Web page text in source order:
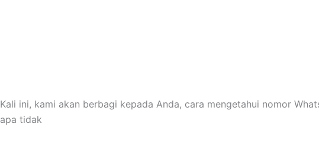
Kali ini, kami akan berbagi kepada Anda, cara mengetahui nomor
apa tidak